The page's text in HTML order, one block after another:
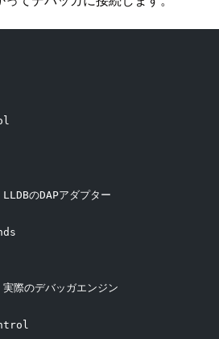
のDAPアダプター
デバッガエンジン